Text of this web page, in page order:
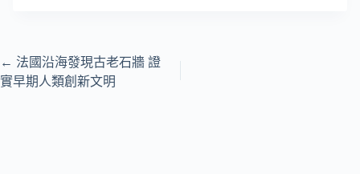
← 法國沿海發現古老石牆 證
實早期人類創新文明